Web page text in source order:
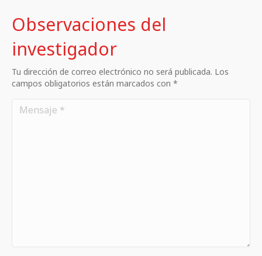
Observaciones del
investigador
Tu dirección de correo electrónico no será publicada. Los
campos obligatorios están marcados con *